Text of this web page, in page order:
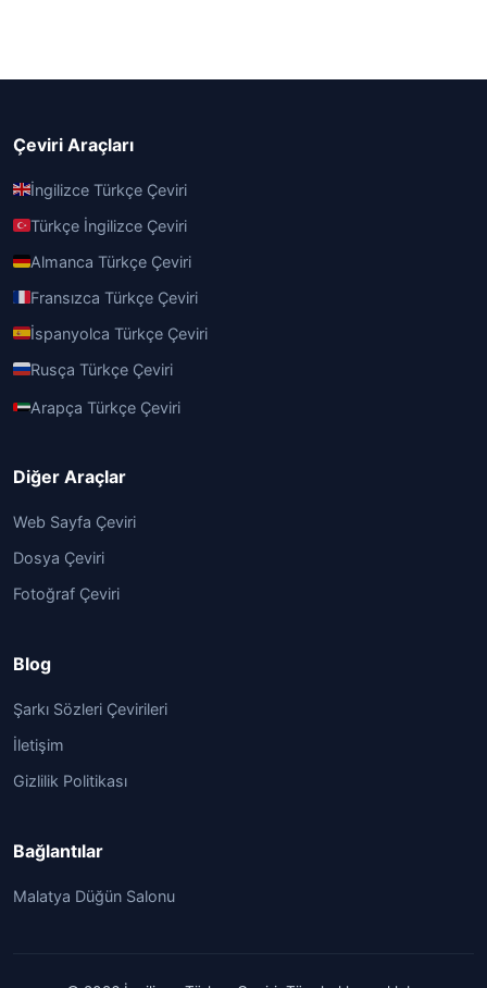
Çeviri Araçları
İngilizce Türkçe Çeviri
Türkçe İngilizce Çeviri
Almanca Türkçe Çeviri
Fransızca Türkçe Çeviri
İspanyolca Türkçe Çeviri
Rusça Türkçe Çeviri
Arapça Türkçe Çeviri
Diğer Araçlar
Web Sayfa Çeviri
Dosya Çeviri
Fotoğraf Çeviri
Blog
Şarkı Sözleri Çevirileri
İletişim
Gizlilik Politikası
Bağlantılar
Malatya Düğün Salonu